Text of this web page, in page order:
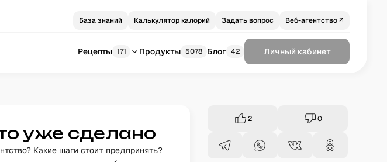
База знаний Калькулятор калорий Задать вопрос Веб-агентство ↗
Рецепты 171 Продукты 5078 Блог 42 Личный кабинет
уже сделано
Какие шаги стоит предпринять?
2 0